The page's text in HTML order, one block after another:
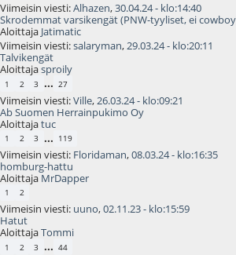
Viimeisin viesti:Alhazen,30.04.24 - klo:14:40
Skrodemmat varsikengät (PNW-tyyliset, ei
Aloittaja Jatimatic
Viimeisin viesti:salaryman,29.03.24 - klo:20:11
Talvikengät
Aloittajasproily
1 2 3 ... 27
Viimeisin viesti:Ville,26.03.24 - klo:09:21
Ab Suomen Herrainpukimo Oy
Aloittajatuc
1 2 3 ... 119
Viimeisin viesti: Floridaman,08.03.24 - klo:16:35
homburg-hattu
Aloittaja MrDapper
1 2
Viimeisin viesti: uuno,02.11.23 - klo:15:59
Hatut
AloittajaTommi
1 2 3 ... 44